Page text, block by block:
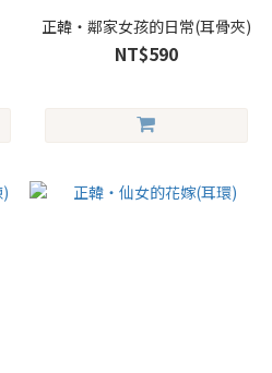
正韓・鄰家女孩的日常(耳骨夾)
NT$590